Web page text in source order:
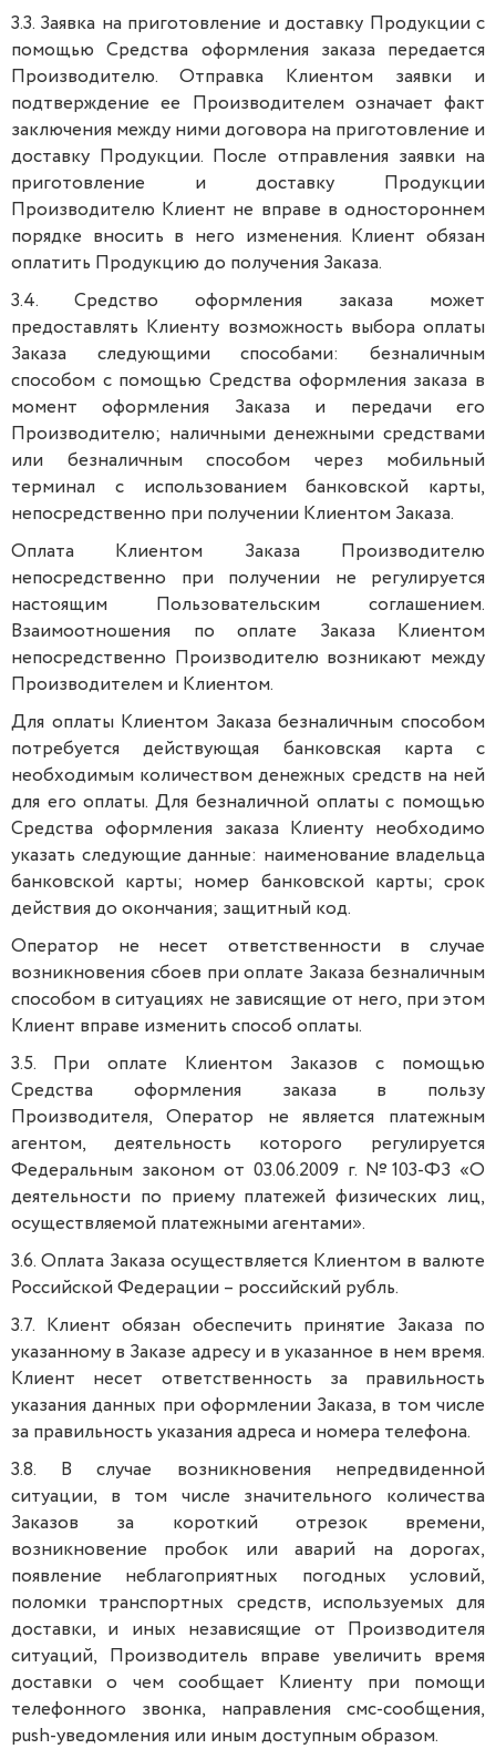
3.3. Заявка на приготовление и доставку Продукции с
помощью Средства оформления заказа передается
Производителю. Отправка Клиентом заявки и
подтверждение ее Производителем означает факт
заключения между ними договора на приготовление и
доставку Продукции. После отправления заявки на
приготовление и доставку Продукции
Производителю Клиент не вправе в одностороннем
порядке вносить в него изменения. Клиент обязан
оплатить Продукцию до получения Заказа.
3.4. Средство оформления заказа может
предоставлять Клиенту возможность выбора оплаты
Заказа следующими способами: безналичным
способом с помощью Средства оформления заказа в
момент оформления Заказа и передачи его
Производителю; наличными денежными средствами
или безналичным способом через мобильный
терминал с использованием банковской карты,
непосредственно при получении Клиентом Заказа.
Оплата Клиентом Заказа Производителю
непосредственно при получении не регулируется
настоящим Пользовательским соглашением.
Взаимоотношения по оплате Заказа Клиентом
непосредственно Производителю возникают между
Производителем и Клиентом.
Для оплаты Клиентом Заказа безналичным способом
потребуется действующая банковская карта с
необходимым количеством денежных средств на ней
для его оплаты. Для безналичной оплаты с помощью
Средства оформления заказа Клиенту необходимо
указать следующие данные: наименование владельца
банковской карты; номер банковской карты; срок
действия до окончания; защитный код.
Оператор не несет ответственности в случае
возникновения сбоев при оплате Заказа безналичным
способом в ситуациях не зависящие от него, при этом
Клиент вправе изменить способ оплаты.
3.5. При оплате Клиентом Заказов с помощью
Средства оформления заказа в пользу
Производителя, Оператор не является платежным
агентом, деятельность которого регулируется
Федеральным законом от 03.06.2009 г. №103-ФЗ «О
деятельности по приему платежей физических лиц,
осуществляемой платежными агентами».
3.6. Оплата Заказа осуществляется Клиентом в валюте
Российской Федерации – российский рубль.
3.7. Клиент обязан обеспечить принятие Заказа по
указанному в Заказе адресу и в указанное в нем время.
Клиент несет ответственность за правильность
указания данных при оформлении Заказа, в том числе
за правильность указания адреса и номера телефона.
3.8. В случае возникновения непредвиденной
ситуации, в том числе значительного количества
Заказов за короткий отрезок времени,
возникновение пробок или аварий на дорогах,
появление неблагоприятных погодных условий,
поломки транспортных средств, используемых для
доставки, и иных независящие от Производителя
ситуаций, Производитель вправе увеличить время
доставки о чем сообщает Клиенту при помощи
телефонного звонка, направления смс-сообщения,
push-уведомления или иным доступным образом.